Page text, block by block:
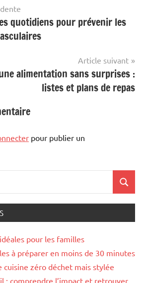
quotidiens pour prévenir les
Article suivant
alimentation sans surprises :
listes et plans de repas
pour publier un
pour les familles
à préparer en moins de 30 minutes
cuisine zéro déchet mais stylée
: comprendre l’impact et retrouver